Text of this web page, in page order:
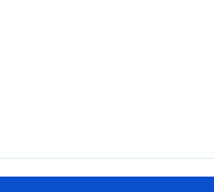
/
vahekaugus ja